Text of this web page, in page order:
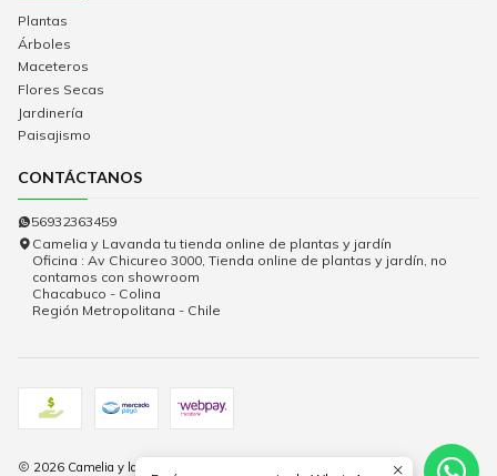
Plantas
Árboles
Maceteros
Flores Secas
Jardinería
Paisajismo
CONTÁCTANOS
56932363459
Camelia y Lavanda tu tienda online de plantas y jardín
Oficina : Av Chicureo 3000, Tienda online de plantas y jardín, no
contamos con showroom
Chacabuco - Colina
Región Metropolitana - Chile
2026 Camelia y lavanda.